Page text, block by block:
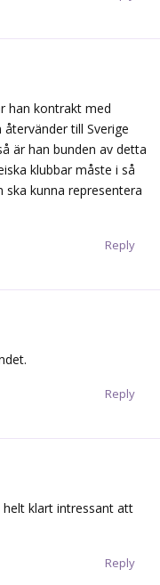
han kontrakt med
till Sverige
är han bunden av detta
klubbar måste i så
kunna representera
Reply
Reply
helt klart intressant att
Reply